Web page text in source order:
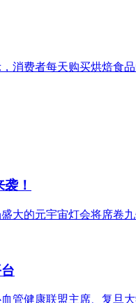
消费者每天购买烘焙食
！
的元宇宙灯会将席卷
管健康联盟主席、复旦